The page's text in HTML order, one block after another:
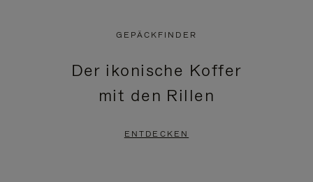
GEPÄCKFINDER
Der ikonische Koffer
mit den Rillen
ENTDECKEN